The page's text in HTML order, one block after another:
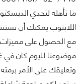
ما تأهله لتحدي
اللابتوب يمكنك أن
مع الحصول على مميزات
موضوعنا لليوم كان في
وتعليقك على الأمر